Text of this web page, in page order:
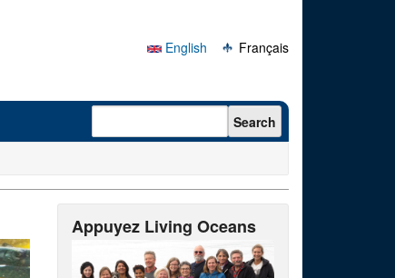
English
Français
Search form Search
Appuyez Living Oceans